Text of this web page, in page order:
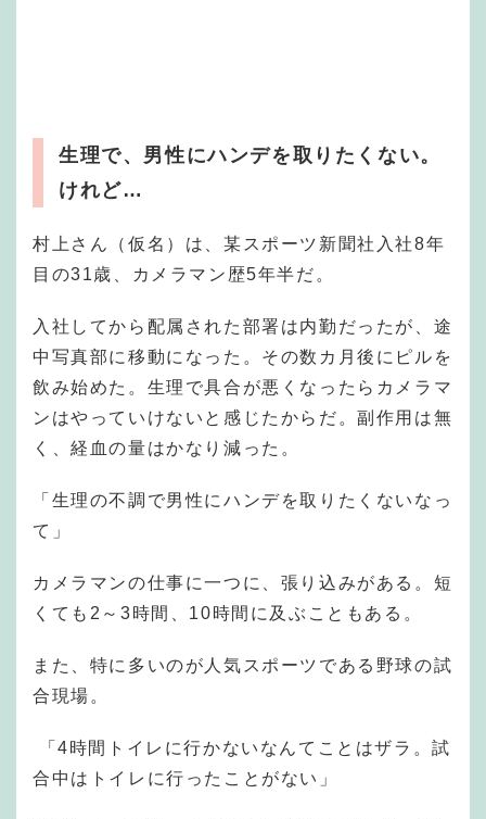
生理で、男性にハンデを取りたくない。
けれど…
村上さん（仮名）は、某スポーツ新聞社入社8年
目の31歳、カメラマン歴5年半だ。
入社してから配属された部署は内勤だったが、途
中写真部に移動になった。その数カ月後にピルを
飲み始めた。生理で具合が悪くなったらカメラマ
ンはやっていけないと感じたからだ。副作用は無
く、経血の量はかなり減った。
「生理の不調で男性にハンデを取りたくないなっ
て」
カメラマンの仕事に一つに、張り込みがある。短
くても2～3時間、10時間に及ぶこともある。
また、特に多いのが人気スポーツである野球の試
合現場。
「4時間トイレに行かないなんてことはザラ。試
合中はトイレに行ったことがない」